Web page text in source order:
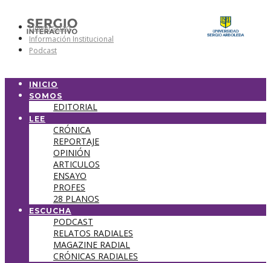
Universidad
Información Institucional
Podcast
INICIO
SOMOS
EDITORIAL
LEE
CRÓNICA
REPORTAJE
OPINIÓN
ARTICULOS
ENSAYO
PROFES
28 PLANOS
ESCUCHA
PODCAST
RELATOS RADIALES
MAGAZINE RADIAL
CRÓNICAS RADIALES